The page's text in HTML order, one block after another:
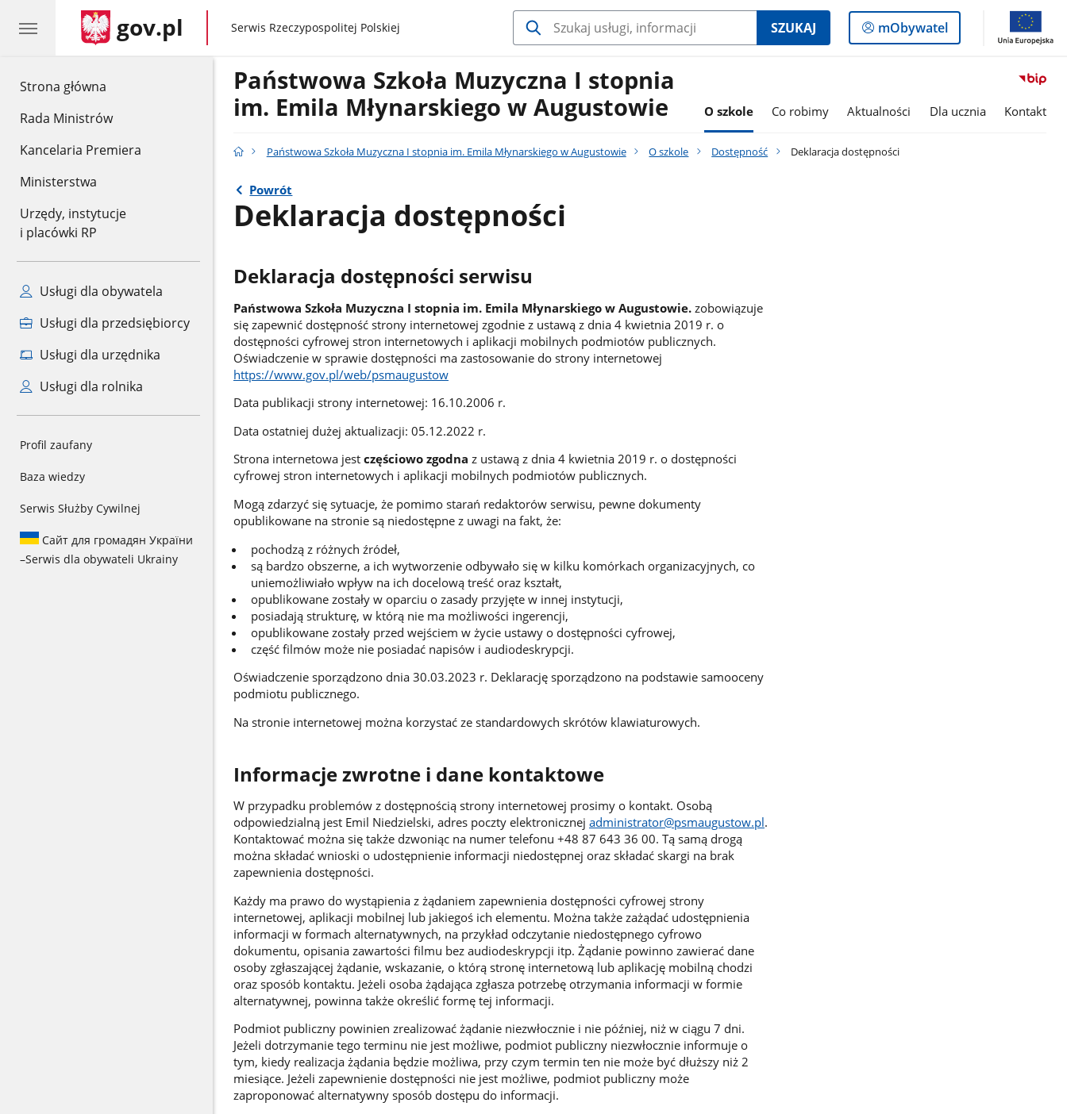
Strona główna
Rada Ministrów
Kancelaria Premiera
Ministerstwa
Urzędy, instytucje
i placówki RP
Usługi dla obywatela
Usługi dla przedsiębiorcy
Usługi dla urzędnika
Usługi dla rolnika
Profil zaufany
Baza wiedzy
Serwis Służby Cywilnej
Сайт для громадян України
–Serwis dla obywateli Ukrainy
gov.pl gov.pl
Serwis Rzeczypospolitej Polskiej SZUKAJ
Logowanie
do
mObywatel
Państwowa Szkoła Muzyczna I stopnia
im. Emila Młynarskiego w Augustowie
O szkole Co robimy Aktualności Dla ucznia Kontakt
Państwowa Szkoła Muzyczna I stopnia im. Emila Młynarskiego w Augustowie O szkole Dostępność Deklaracja dostępności
Powrót
Deklaracja dostępności
Deklaracja dostępności serwisu
Państwowa Szkoła Muzyczna I stopnia im. Emila Młynarskiego w Augustowie.zobowiązuje
się zapewnić dostępność strony internetowej zgodnie z ustawą z dnia 4 kwietnia 2019 r. o
dostępności cyfrowej stron internetowych i aplikacji mobilnych podmiotów publicznych.
Oświadczenie w sprawie dostępności ma zastosowanie do strony internetowej
https://www.gov.pl/web/psmaugustow
Data publikacji strony internetowej: 16.10.2006 r.
Data ostatniej dużej aktualizacji: 05.12.2022 r.
Strona internetowa jest częściowo zgodna z ustawą z dnia 4 kwietnia 2019 r. o dostępności
cyfrowej stron internetowych i aplikacji mobilnych podmiotów publicznych.
Mogą zdarzyć się sytuacje, że pomimo starań redaktorów serwisu, pewne dokumenty
opublikowane na stronie są niedostępne z uwagi na fakt, że:
pochodzą z różnych źródeł,
są bardzo obszerne, a ich wytworzenie odbywało się w kilku komórkach organizacyjnych, co
uniemożliwiało wpływ na ich docelową treść oraz kształt,
opublikowane zostały w oparciu o zasady przyjęte w innej instytucji,
posiadają strukturę, w którą nie ma możliwości ingerencji,
opublikowane zostały przed wejściem w życie ustawy o dostępności cyfrowej,
część filmów może nie posiadać napisów i audiodeskrypcji.
Oświadczenie sporządzono dnia 30.03.2023 r. Deklarację sporządzono na podstawie samooceny
podmiotu publicznego.
Na stronie internetowej można korzystać ze standardowych skrótów klawiaturowych.
Informacje zwrotne i dane kontaktowe
W przypadku problemów z dostępnością strony internetowej prosimy o kontakt. Osobą
odpowiedzialną jest Emil Niedzielski, adres poczty elektronicznej administrator@psmaugustow.pl.
Kontaktować można się także dzwoniąc na numer telefonu +48 87 643 36 00. Tą samą drogą
można składać wnioski o udostępnienie informacji niedostępnej oraz składać skargi na brak
zapewnienia dostępności.
Każdy ma prawo do wystąpienia z żądaniem zapewnienia dostępności cyfrowej strony
internetowej, aplikacji mobilnej lub jakiegoś ich elementu. Można także zażądać udostępnienia
informacji w formach alternatywnych, na przykład odczytanie niedostępnego cyfrowo
dokumentu, opisania zawartości filmu bez audiodeskrypcji itp. Żądanie powinno zawierać dane
osoby zgłaszającej żądanie, wskazanie, o którą stronę internetową lub aplikację mobilną chodzi
oraz sposób kontaktu. Jeżeli osoba żądająca zgłasza potrzebę otrzymania informacji w formie
alternatywnej, powinna także określić formę tej informacji.
Podmiot publiczny powinien zrealizować żądanie niezwłocznie i nie później, niż w ciągu 7 dni.
Jeżeli dotrzymanie tego terminu nie jest możliwe, podmiot publiczny niezwłocznie informuje o
tym, kiedy realizacja żądania będzie możliwa, przy czym termin ten nie może być dłuższy niż 2
miesiące. Jeżeli zapewnienie dostępności nie jest możliwe, podmiot publiczny może
zaproponować alternatywny sposób dostępu do informacji.